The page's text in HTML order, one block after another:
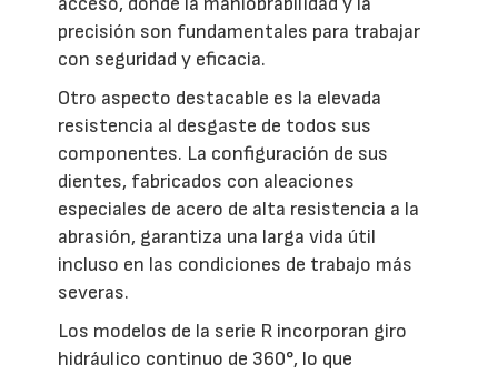
precisión son fundamentales para trabajar
con seguridad y eficacia.
Otro aspecto destacable es la elevada
resistencia al desgaste de todos sus
componentes. La configuración de sus
dientes, fabricados con aleaciones
especiales de acero de alta resistencia a la
abrasión, garantiza una larga vida útil
incluso en las condiciones de trabajo más
severas.
Los modelos de la serie R incorporan giro
hidráulico continuo de 360°, lo que